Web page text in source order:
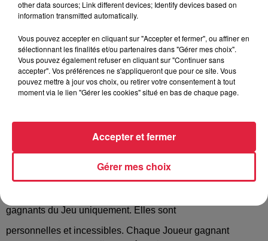
participer au Jeu.
Les gagnants font élection de domicile à cette adresse. En
outre, si un Joueur gagnant ne peut
être joint (coordonnées erronées, défaut de réponse), sa
participation sera considérée comme
Aucun changement (de date, de lots…) pour quelque raison
que ce soit ne pourra être
proposé à l’Organisatrice. Les dotations ne pourront donc
gagnants du Jeu uniquement. Elles sont
personnelles et incessibles. Chaque Joueur gagnant
other data sources; Link different devices; Identify devices based on
information transmitted automatically.
Vous pouvez accepter en cliquant sur "Accepter et fermer", ou affiner en
sélectionnant les finalités et/ou partenaires dans "Gérer mes choix".
Vous pouvez également refuser en cliquant sur "Continuer sans
accepter". Vos préférences ne s'appliqueront que pour ce site. Vous
pouvez mettre à jour vos choix, ou retirer votre consentement à tout
moment via le lien "Gérer les cookies" situé en bas de chaque page.
Gérer mes choix
Accepter et fermer